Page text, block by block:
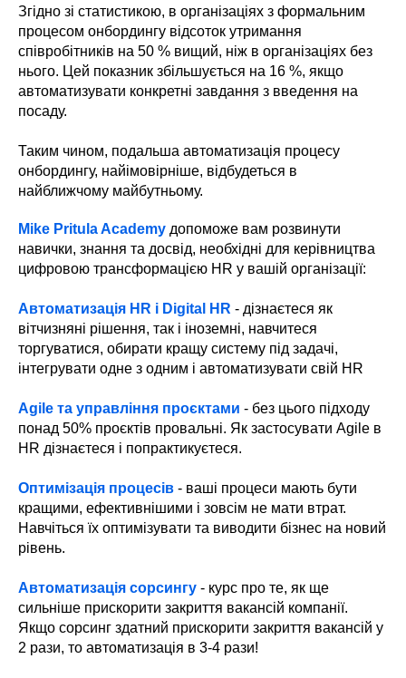
Згідно зі статистикою, в організаціях з формальним
процесом онбордингу відсоток утримання
співробітників на 50 % вищий, ніж в організаціях без
нього. Цей показник збільшується на 16 %, якщо
автоматизувати конкретні завдання з введення на
посаду.
Таким чином, подальша автоматизація процесу
онбордингу, найімовірніше, відбудеться в
найближчому майбутньому.
Mike Pritula Academy допоможе вам розвинути
навички, знання та досвід, необхідні для керівництва
цифровою трансформацією HR у вашій організації:
Автоматизація HR і Digital HR - дізнаєтеся як
вітчизняні рішення, так і іноземні, навчитеся
торгуватися, обирати кращу систему під задачі,
інтегрувати одне з одним і автоматизувати свій HR
Agile та управління проєктами - без цього підходу
понад 50% проєктів провальні. Як застосувати Agile в
HR дізнаєтеся і попрактикуєтеся.
Оптимізація процесів - ваші процеси мають бути
кращими, ефективнішими і зовсім не мати втрат.
Навчіться їх оптимізувати та виводити бізнес на новий
рівень.
Автоматизація сорсингу - курс про те, як ще
сильніше прискорити закриття вакансій компанії.
Якщо сорсинг здатний прискорити закриття вакансій у
2 рази, то автоматизація в 3-4 рази!